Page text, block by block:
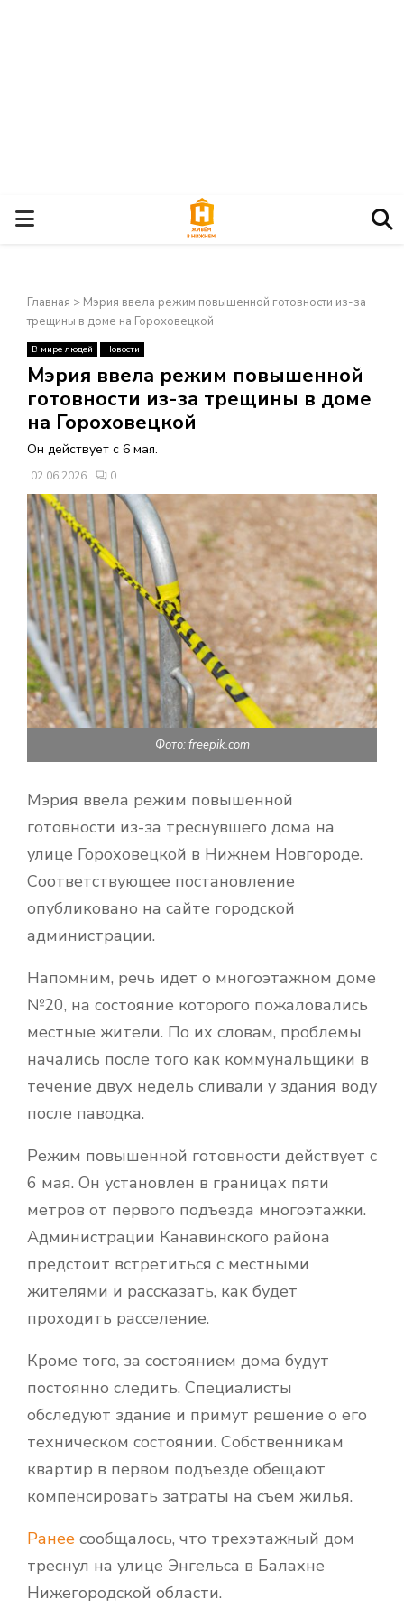
О
Н
О
В
Н
О
Е
М
Е
Н
Ю
Главная > Мэрия ввела режим повышенной готовности из-за
трещины в доме на Гороховецкой
В мире людей Новости
Мэрия ввела режим повышенной
готовности из-за трещины в доме
на Гороховецкой
Он действует с 6 мая.
02.06.2026 0
Фото: freepik.com
Мэрия ввела режим повышенной
готовности из-за треснувшего дома на
улице Гороховецкой в Нижнем Новгороде.
Соответствующее постановление
опубликовано на сайте городской
администрации.
×
Напомним, речь идет о многоэтажном доме
№20, на состояние которого пожаловались
местные жители. По их словам, проблемы
начались после того как коммунальщики в
течение двух недель сливали у здания воду
после паводка.
Режим повышенной готовности действует с
6 мая. Он установлен в границах пяти
метров от первого подъезда многоэтажки.
Администрации Канавинского района
предстоит встретиться с местными
жителями и рассказать, как будет
проходить расселение.
Кроме того, за состоянием дома будут
постоянно следить. Специалисты
обследуют здание и примут решение о его
техническом состоянии. Собственникам
квартир в первом подъезде обещают
компенсировать затраты на съем жилья.
Ранее сообщалось, что трехэтажный дом
треснул на улице Энгельса в Балахне
Нижегородской области.